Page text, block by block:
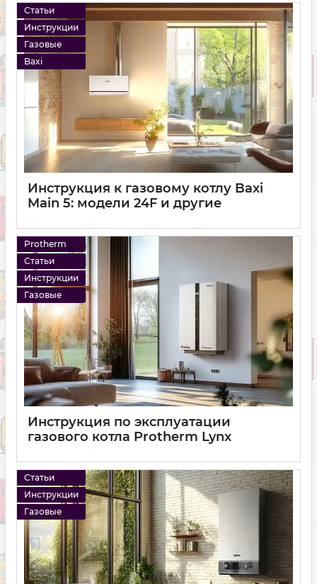
Статьи
Инструкции
Газовые
Baxi
Инструкция к газовому котлу Baxi
Main 5: модели 24F и другие
Protherm
Статьи
Инструкции
Газовые
Инструкция по эксплуатации
газового котла Protherm Lynx
Статьи
Инструкции
Газовые